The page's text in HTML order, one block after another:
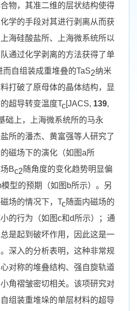
物，其准二维的层状结构使得
学的手段对其进行剥离从而获
海硅酸盐所、上海微系统所以
通过化学剥离的方法获得了单
而自组装成重堆叠的TaS2纳米
打破了原母体的晶体结构，显
超导转变温度Tc[JACS, 139,
础上，上海微系统所的马永
所的潘杰、黄富强等人研究了
磁场下的演化（如图a所
Bc2随角度的变化趋势明显偏
模型的预期（如图 b所示）。另
场的情况下， Tc随面内磁场的
的行为（如图c和d所示）；通
是起到破坏作用，因此这是一
深入的分析表明，这种非常规
对称的堆叠结构、强自旋轨道
角褶皱密切相关。该项研究对
组装重堆垛的单层材料的超导